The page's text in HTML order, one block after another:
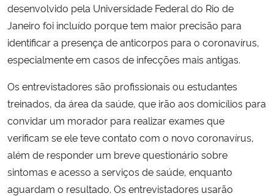
Secretaria-Geral
Secretaria de Governo
Gabinete de Segurança Institucional
Advocacia-Geral da União
Banco Central do Brasil
desenvolvido pela Universidade Federal do Rio de
Janeiro foi incluído porque tem maior precisão para
identificar a presença de anticorpos para o coronavírus,
especialmente em casos de infecções mais antigas.
Os entrevistadores são profissionais ou estudantes
treinados, da área da saúde, que irão aos domicílios para
convidar um morador para realizar exames que
verificam se ele teve contato com o novo coronavírus,
além de responder um breve questionário sobre
sintomas e acesso a serviços de saúde, enquanto
aguardam o resultado. Os entrevistadores usarão